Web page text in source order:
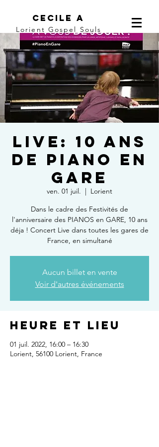
Cecile A
Lorient Gospel Souls
Live: 10 ans
de Piano en
GARE
ven. 01 juil.
  |
Lorient
Dans le cadre des Festivités de
l'anniversaire des PIANOS en GARE, 10 ans
déja ! Concert Live dans toutes les gares de
France, en simultané
Aucun billet en vente
Voir d'autres événements
Heure et lieu
01 juil. 2022, 16:00 – 16:30
Lorient, 56100 Lorient, France